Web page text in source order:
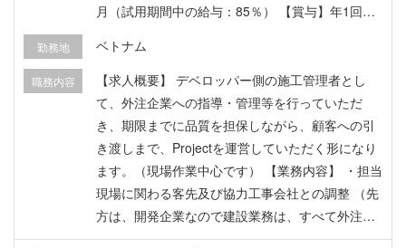
月（試用期間中の給与：85％） 【賞与】年1回
（応相談） ・通勤車あり（ピックアップ時間・場
所指定） ・SIMカード支給 ・VISA及び労働許可証
取得サポートあり 【福利厚生】 ・民間医療保険
（海外保険） ・社員旅行 ・社内懇親会
勤務地 ベトナム
職務内容
【求人概要】 デベロッパー側の施工管理者とし
て、外注企業への指導・管理等を行っていただ
き、期限までに品質を担保しながら、顧客への引
き渡しまで、Projectを運営していただく形になり
ます。（現場作業中心です） 【業務内容】 ・担当
現場に関わる客先及び協力工事会社との調整 （先
方は、開発企業なので建設業務は、すべて外注に
なります） ・工事施工の安全、工期、品質の管理